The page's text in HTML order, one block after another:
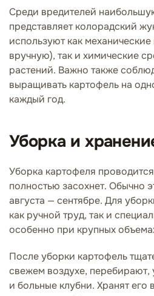
Среди вредителей
представляет колорадский
используют как
вручную), так и химические
растений. Важно также
выращивать картофель на
каждый год.
Уборка и
Уборка картофеля
полностью засохнет. Обычно
августа — сентябре. Для
как ручной труд, так и
особенно при крупных
После уборки картофель
свежем воздухе,
и больные клубни. Хранят